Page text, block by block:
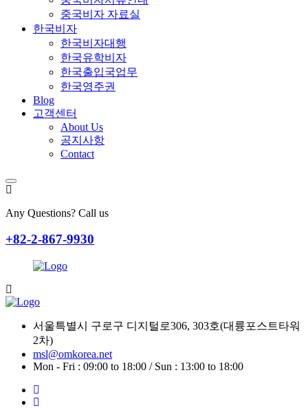
중국비자 자료실
한국비자
한국비자대행
한국유학비자
한국출입국업무
한국영주권
Blog
고객센터
About Us
공지사항
Contact
Any Questions? Call us
+82-2-867-9930
서울특별시 구로구 디지털로306, 303호(대륭포스트타워
2차)
msl@omkorea.net
Mon - Fri : 09:00 to 18:00 / Sun : 13:00 to 18:00